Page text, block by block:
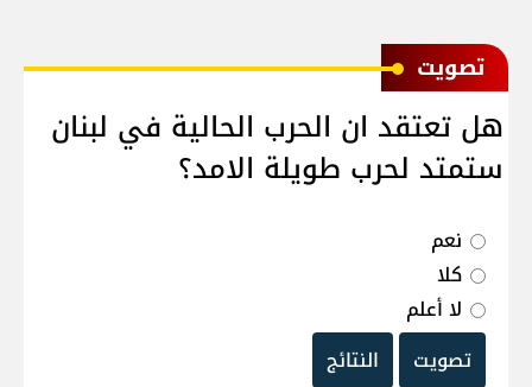
ﺗﺼﻮﻳﺖ
هل تعتقد ان الحرب الحالية في لبنان
ستمتد لحرب طويلة الامد؟
نعم
كلا
لا أعلم
تصويت
النتائج